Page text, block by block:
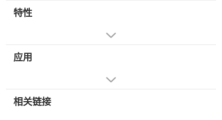
特性
应用
相关链接